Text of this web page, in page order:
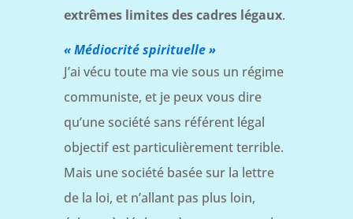
extrêmes limites des cadres légaux.
« Médiocrité spirituelle »
J’ai vécu toute ma vie sous un régime
communiste, et je peux vous dire
qu’une société sans référent légal
objectif est particulièrement terrible.
Mais une société basée sur la lettre
de la loi, et n’allant pas plus loin,